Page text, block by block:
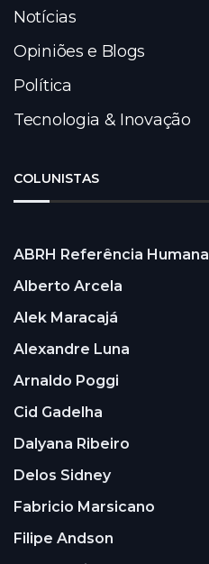
Notícias
Opiniões e Blogs
Política
Tecnologia & Inovação
COLUNISTAS
ABRH Referência Humana
Alberto Arcela
Alek Maracajá
Alexandre Luna
Arnaldo Poggi
Cid Gadelha
Dalyana Ribeiro
Delos Sidney
Fabricio Marsicano
Filipe Andson